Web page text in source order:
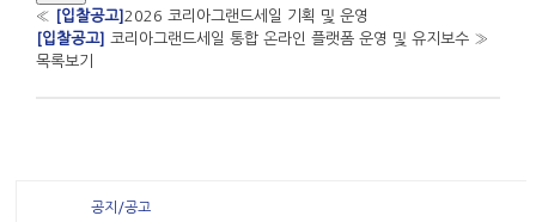
«
[입찰공고] 2026 코리아그랜드세일 기획 및 운영
[입찰공고] 코리아그랜드세일 통합 온라인 플랫폼 운영 및 유지보수 »
목록보기
공지/공고